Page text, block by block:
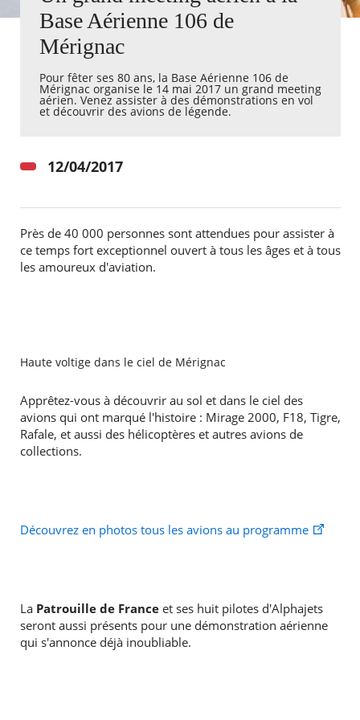
Agenda
Actualités
Kiosque
Espace de services en ligne
Base Aérienne 106 de
Mérignac
Pour fêter ses 80 ans, la Base Aérienne 106 de
Mérignac organise le 14 mai 2017 un grand meeting
aérien. Venez assister à des démonstrations en vol
et découvrir des avions de légende.
12/04/2017
Près de 40 000 personnes sont attendues pour assister à
ce temps fort exceptionnel ouvert à tous les âges et à tous
les amoureux d'aviation.
Haute voltige dans le ciel de Mérignac
Apprêtez-vous à découvrir au sol et dans le ciel des
avions qui ont marqué l'histoire : Mirage 2000, F18, Tigre,
Rafale, et aussi des hélicoptères et autres avions de
collections.
Découvrez en photos tous les avions au programme
La Patrouille de Franceet ses huit pilotes d'Alphajets
seront aussi présents pour une démonstration aérienne
qui s'annonce déjà inoubliable.